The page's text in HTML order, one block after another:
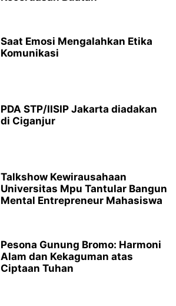
Saat Emosi Mengalahkan Etika
Komunikasi
PDA STP/IISIP Jakarta diadakan
di Ciganjur
Talkshow Kewirausahaan
Universitas Mpu Tantular Bangun
Mental Entrepreneur Mahasiswa
Pesona Gunung Bromo: Harmoni
Alam dan Kekaguman atas
Ciptaan Tuhan